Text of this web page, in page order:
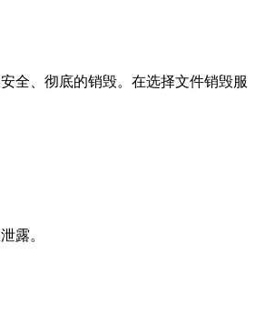
全、彻底的销毁。在选择文件销毁服
露。